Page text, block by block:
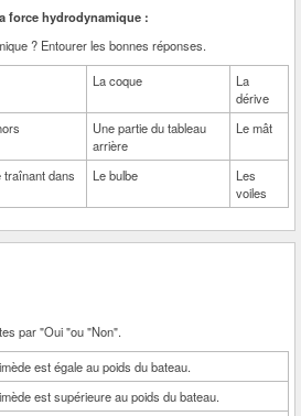
force hydrodynamique :
? Entourer les bonnes réponses.
La coque
La
dérive
Une partie du tableau
arrière
Le mât
traînant dans
Le bulbe
Les
voiles
par "Oui "ou "Non".
est égale au poids du bateau.
est supérieure au poids du bateau.